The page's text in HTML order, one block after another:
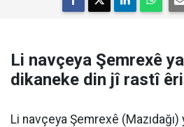
Li navçeya Şemrexê
dikaneke din jî rastî
Li navçeya Şemrexê